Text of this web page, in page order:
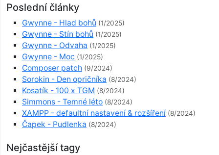
Poslední články
Gwynne - Hlad bohů (1/2025)
Gwynne - Stín bohů (1/2025)
Gwynne - Odvaha (1/2025)
Gwynne - Moc (1/2025)
Composer patch (9/2024)
Sorokin - Den opričníka (8/2024)
Kosatík - 100 x TGM (8/2024)
Simmons - Temné léto (8/2024)
XAMPP - defaultní nastavení & rozšíření (8/2024)
Čapek - Pudlenka (8/2024)
Nejčastější tagy